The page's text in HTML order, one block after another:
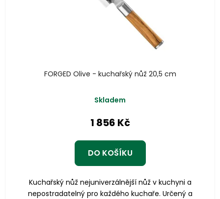
FORGED Olive - kuchařský nůž 20,5 cm
Skladem
1 856 Kč
DO KOŠÍKU
Kuchařský nůž nejuniverzálnější nůž v kuchyni a
nepostradatelný pro každého kuchaře. Určený a